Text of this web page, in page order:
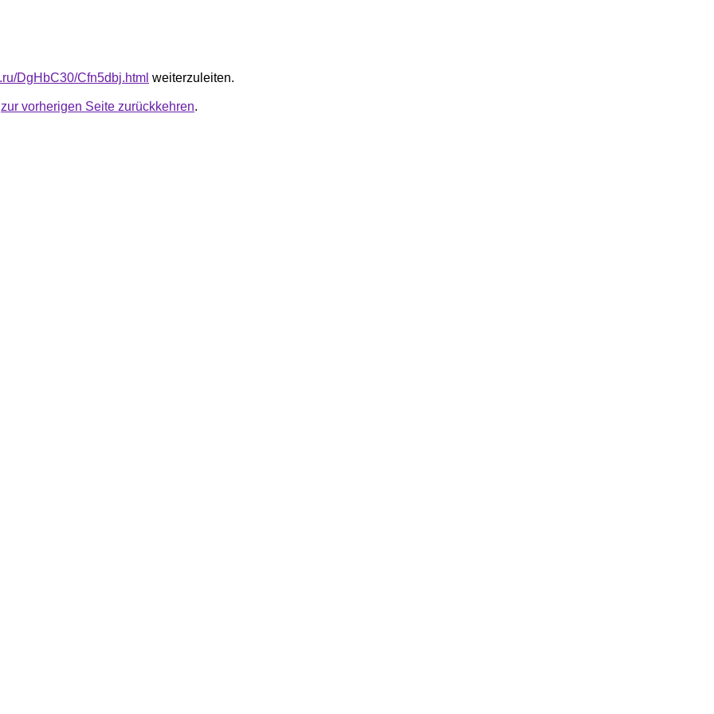
DgHbC30/Cfn5dbj.html weiterzuleiten.
zur vorherigen Seite zurückkehren.